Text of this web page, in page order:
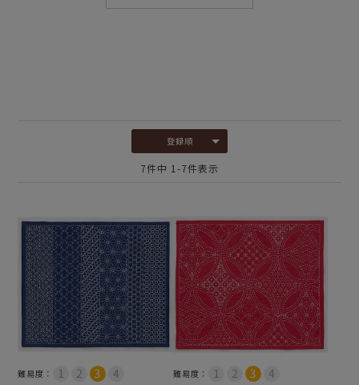
登録順
7件中 1 -7件表示
難易度： 難易度：